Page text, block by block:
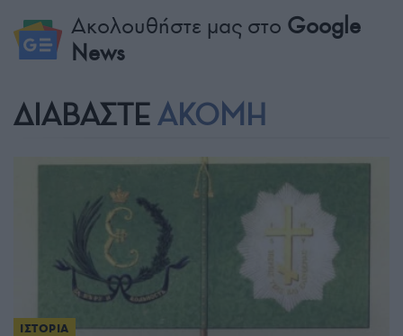
Ακολουθήστε μας στο Google
News
ΔΙΑΒΑΣΤΕ ΑΚΟΜΗ
ΙΣΤΟΡΙΑ